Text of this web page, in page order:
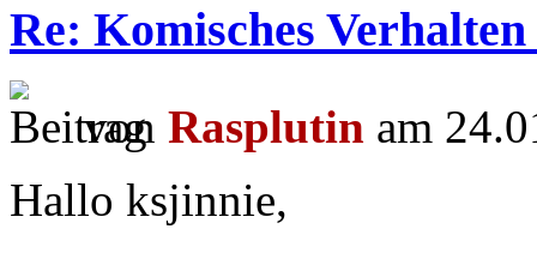
Re: Komisches
von Rasplutin am
Hallo ksjinnie,